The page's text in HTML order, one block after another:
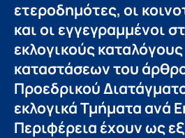
ετεροδημότες, οι
και οι εγγεγραμμένοι
εκλογικούς
καταστάσεων του
Προεδρικού
εκλογικά Τμήματα ανά
Περιφέρεια έχουν ως